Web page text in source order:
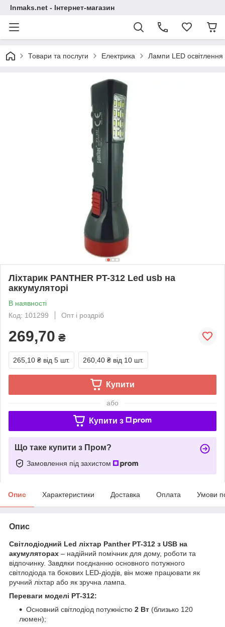
Inmaks.net - Інтернет-магазин
Товари та послуги Електрика Лампи LED освітлення
Ліхтарик PANTHER PT-312 Led usb на
аккумуляторі
В наявності
Код: 101299
Опт і роздріб
269,70 ₴
265,10 ₴ від 5 шт. 260,40 ₴ від 10 шт.
Купити
або
Купити з
Що таке купити з Пром?
Замовлення під захистом
Опис Характеристики Доставка Оплата Умови
Опис
Світлодіодний Led ліхтар Panther PT-312 з USB на
акумуляторах – надійний помічник для дому, роботи та
відпочинку. Завдяки поєднанню основного потужного
світлодіода та бокових LED-діодів, він може працювати як
ручний ліхтар або як зручна лампа.
Переваги моделі PT-312:
Основний світлодіод потужністю 2 Вт (близько 120
люмен);